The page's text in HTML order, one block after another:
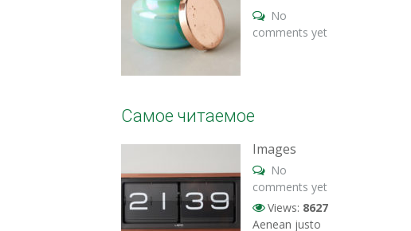
No
comments yet
Самое читаемое
Images
No
comments yet
Views: 8627
Aenean justo